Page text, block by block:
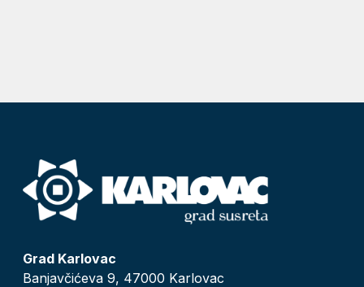
Grad Karlovac
Banjavčićeva 9, 47000 Karlovac